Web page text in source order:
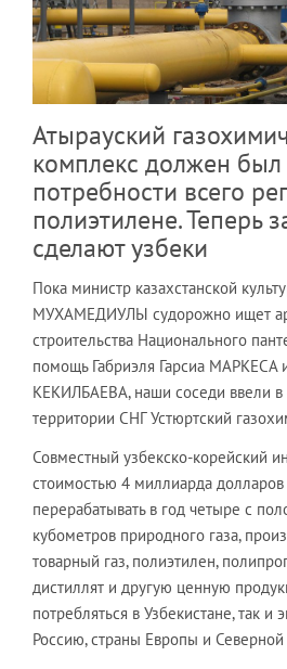
Атырауский
комплекс должен был
потребности всего
полиэтилене. Теперь
сделают узбеки
Пока министр казахстанской
МУХАМЕДИУЛЫ судорожно ищет
строительства Национального
помощь Габриэля Гарсиа МАРКЕСА
КЕКИЛБАЕВА, наши соседи ввели в
территории СНГ Устюртский
Совместный узбекско-корейский
стоимостью 4 миллиарда
перерабатывать в год четыре с
кубометров природного газа,
товарный газ, полиэтилен,
дистиллят и другую ценную
потребляться в Узбекистане, так и
Россию, страны Европы и